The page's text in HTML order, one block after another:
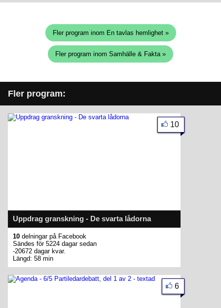
Fler program inom En tavlas hemlighet »
Fler program inom Samhälle & Fakta »
Fler program:
Uppdrag granskning - De svarta lådorna
10
10 delningar på Facebook
Sändes för 5224 dagar sedan
-20672 dagar kvar.
Längd: 58 min
6